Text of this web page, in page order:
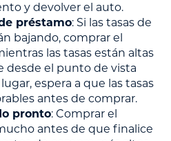
y devolver el auto.
préstamo: Si las tasas de
bajando, comprar el
las tasas están altas
desde el punto de vista
espera a que las tasas
antes de comprar.
pronto: Comprar el
antes de que finalice